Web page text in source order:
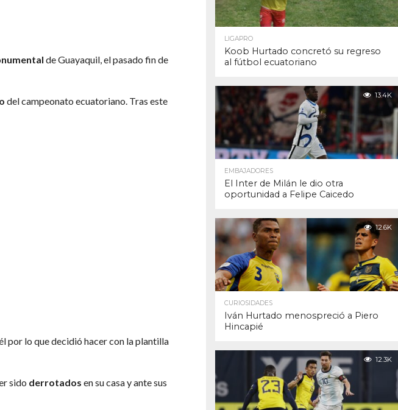
de Guayaquil, el pasado fin de
del campeonato ecuatoriano. Tras este
por lo que decidió hacer con la plantilla
sido derrotados en su casa y ante sus
LIGAPRO
Koob Hurtado concretó su regreso
al fútbol ecuatoriano
13.4K
EMBAJADORES
El Inter de Milán le dio otra
oportunidad a Felipe Caicedo
12.6K
CURIOSIDADES
Iván Hurtado menospreció a Piero
Hincapié
12.3K